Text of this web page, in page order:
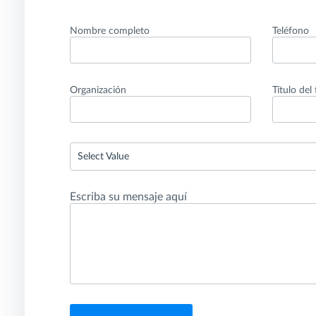
Nombre completo Teléfono
Organización
Título
Select Value
Escriba su mensaje aquí